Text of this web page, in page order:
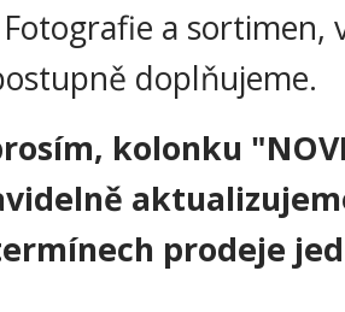
a sortimen,
doplňujeme.
kolonku
prodeje